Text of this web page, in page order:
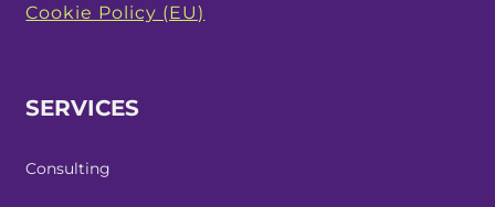
Cookie Policy (EU)
SERVICES
Consulting